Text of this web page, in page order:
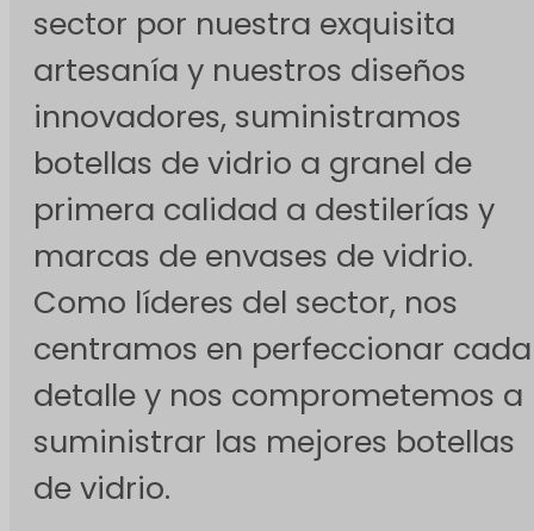
sector por nuestra exquisita
artesanía y nuestros diseños
innovadores, suministramos
botellas de vidrio a granel de
primera calidad a destilerías y
marcas de envases de vidrio.
Como líderes del sector, nos
centramos en perfeccionar cada
detalle y nos comprometemos a
suministrar las mejores botellas
de vidrio.